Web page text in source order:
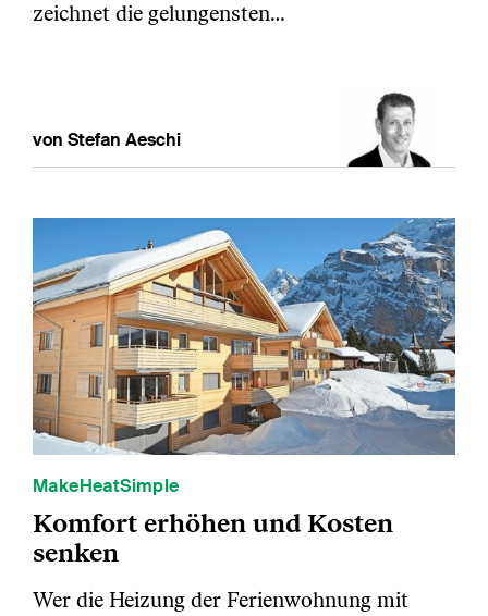
zeichnet die gelungensten…
von Stefan Aeschi
MakeHeatSimple
Komfort erhöhen und Kosten
senken
Wer die Heizung der Ferienwohnung mit